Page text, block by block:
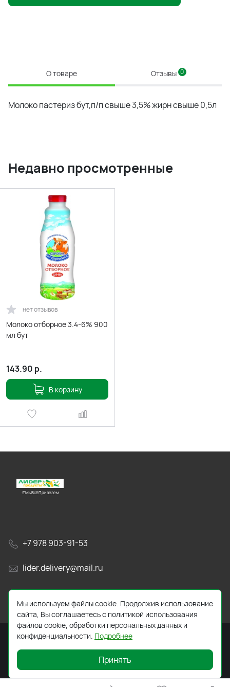
О товаре Отзывы 0
Молоко пастериз бут,п/п свыше 3,5% жирн свыше 0,5л
Недавно просмотренные
нет отзывов
Молоко отборное 3.4-6% 900
мл бут
143.90 р.
В корзину
#МыВсёПривезем
+7 978 903-91-53
lider.delivery@mail.ru
просп. Генерала Острякова, 65А
2026 © Все права защищены. Работает наReadyScript
Мы используем файлы cookie. Продолжив использование
сайта, Вы соглашаетесь с политикой использования
файлов cookie, обработки персональных данных и
конфиденциальности. Подробнее
Принять